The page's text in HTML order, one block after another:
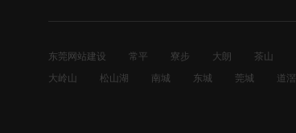
东莞网站建设 常平 寮步 大朗 茶山
大岭山 松山湖 南城 东城 莞城 道滘